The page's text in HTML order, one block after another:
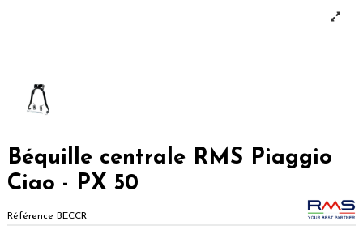
Béquille centrale RMS Piaggio
Ciao - PX 50
Référence BECCR